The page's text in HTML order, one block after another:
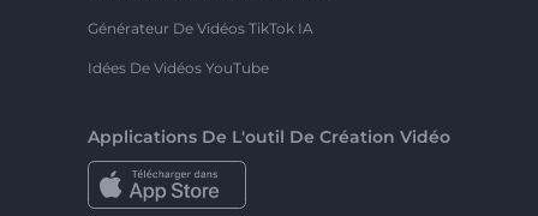
Générateur De Vidéos TikTok IA
Idées De Vidéos YouTube
Applications De L'outil De Création Vidéo